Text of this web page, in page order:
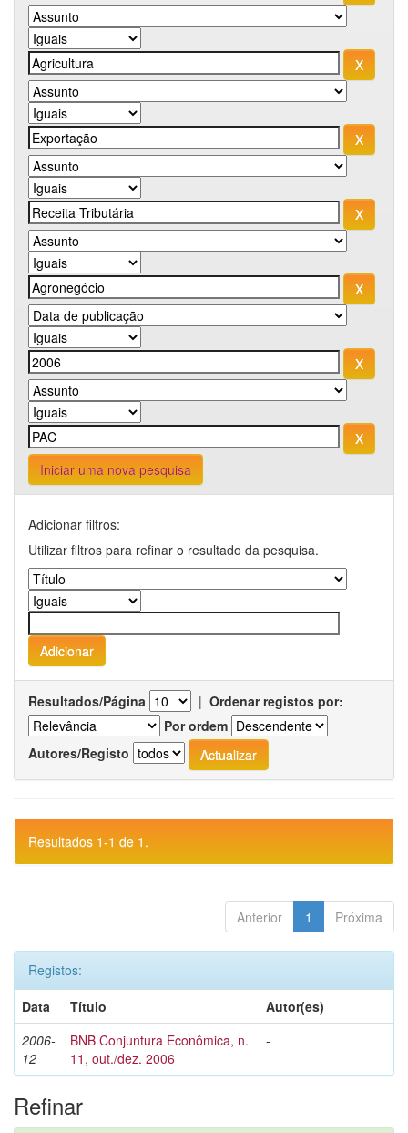
Iniciar uma nova pesquisa
Adicionar filtros:
Utilizar filtros para refinar o resultado da pesquisa.
Resultados/Página | Ordenar registos por:
Por ordem
Autores/Registo
Resultados 1-1 de 1.
Anterior 1 Próxima
Registos:
Data
Título
Autor(es)
2006-
12
BNB Conjuntura Econômica, n.
11, out./dez. 2006
-
Refinar